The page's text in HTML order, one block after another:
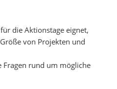
die Aktionstage eignet,
von Projekten und
rund um mögliche